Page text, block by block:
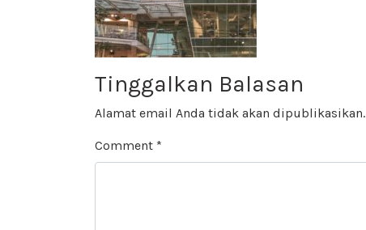
Tinggalkan Balasan
Alamat email Anda tidak akan dipublikasikan.
Comment *